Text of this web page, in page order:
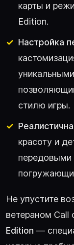
карты и
Edition.
Настройка
стилю игры.
красоту и
передовыми
Не упустите
ветераном Call
Edition —